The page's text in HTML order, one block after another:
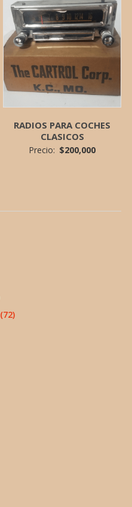
RADIOS PARA COCHES
CLASICOS
Precio: $200,000
(72)